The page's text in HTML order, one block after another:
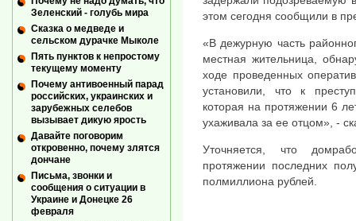
этом сегодня сообщили в
«В дежурную часть
местная жительница,
ходе проведенных
установили, что к
которая на протяжении 6
ухаживала за ее отцом», -
Уточняется, что
протяжении последних
полмиллиона рублей.
Зеленский - голубь мира
Сказка о медведе и
сельском дурачке Мыколе
Пять пунктов к непростому
текущему моменту
Почему антивоенный парад
российских, украинских и
зарубежных селебов
вызывает дикую ярость
Давайте поговорим
откровенно, почему злятся
дончане
Письма, звонки и
сообщения о ситуации в
Украине и Донецке 26
февраля